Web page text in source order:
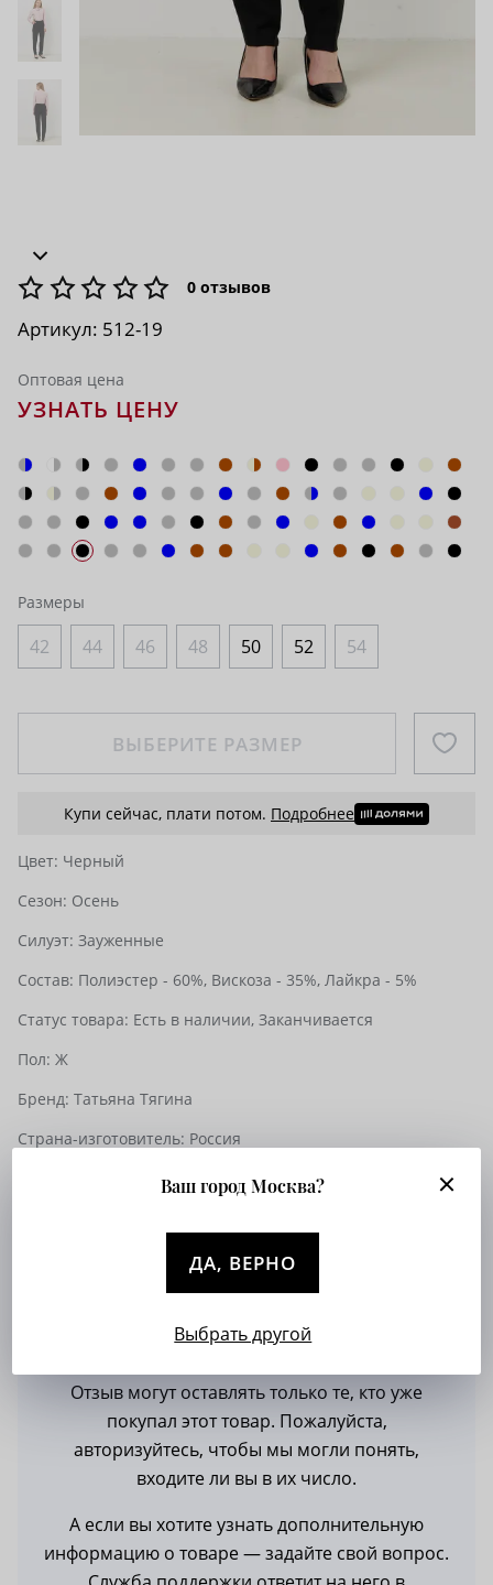
0 отзывов
Артикул: 512-19
Оптовая цена
УЗНАТЬ ЦЕНУ
Размеры
42 44 46 48 50 52 54
ВЫБЕРИТЕ РАЗМЕР
Купи сейчас, плати потом. Подробнее
Цвет: Черный
Сезон: Осень
Силуэт: Зауженные
Состав: Полиэстер - 60%, Вискоза - 35%, Лайкра - 5%
Статус товара: Есть в наличии, Заканчивается
Пол: Ж
Бренд: Татьяна Тягина
Страна-изготовитель: Россия
Пока нет отзывов и вопросов
Отзыв могут оставлять только те, кто уже
покупал этот товар. Пожалуйста,
авторизуйтесь, чтобы мы могли понять,
входите ли вы в их число.
А если вы хотите узнать дополнительную
информацию о товаре — задайте свой вопрос.
Ваш город Москва?
ДА, ВЕРНО
Выбрать другой